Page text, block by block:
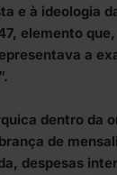
e à ideologia
elemento
a
dentro da
de
despesas